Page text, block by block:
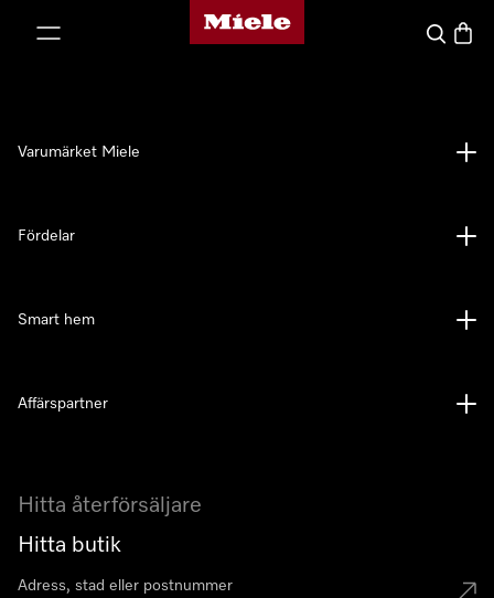
Mieles hemsida
Sök
Hitta återförsäljare
Hitta butik
Varumärket Miele
Fördelar
Smart hem
Affärspartner